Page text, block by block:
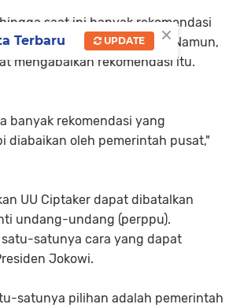
saat ini banyak rekomendasi
terkait UU Ciptaker. Namun,
mengabaikan rekomendasi itu.
banyak rekomendasi yang
diabaikan oleh pemerintah pusat,"
UU Ciptaker dapat dibatalkan
undang-undang (perppu).
satunya cara yang dapat
Jokowi.
satunya pilihan adalah pemerintah
×
Terbaru UPDATE